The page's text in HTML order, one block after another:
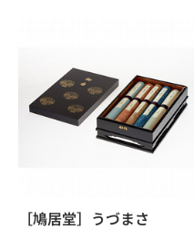
［鳩居堂］うづまさ